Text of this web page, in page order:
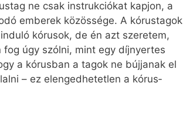
ne csak instrukciókat kapjon, a
emberek közössége. A kórustagok
kórusok, de én azt szeretem,
úgy szólni, mint egy díjnyertes
a kórusban a tagok ne bújjanak el
– ez elengedhetetlen a kó­rus­